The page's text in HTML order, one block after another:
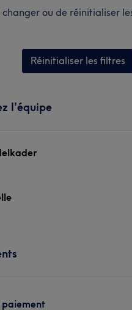
changer ou de réinitialiser
Réinitialiser les filtres
l'équipe
paiement